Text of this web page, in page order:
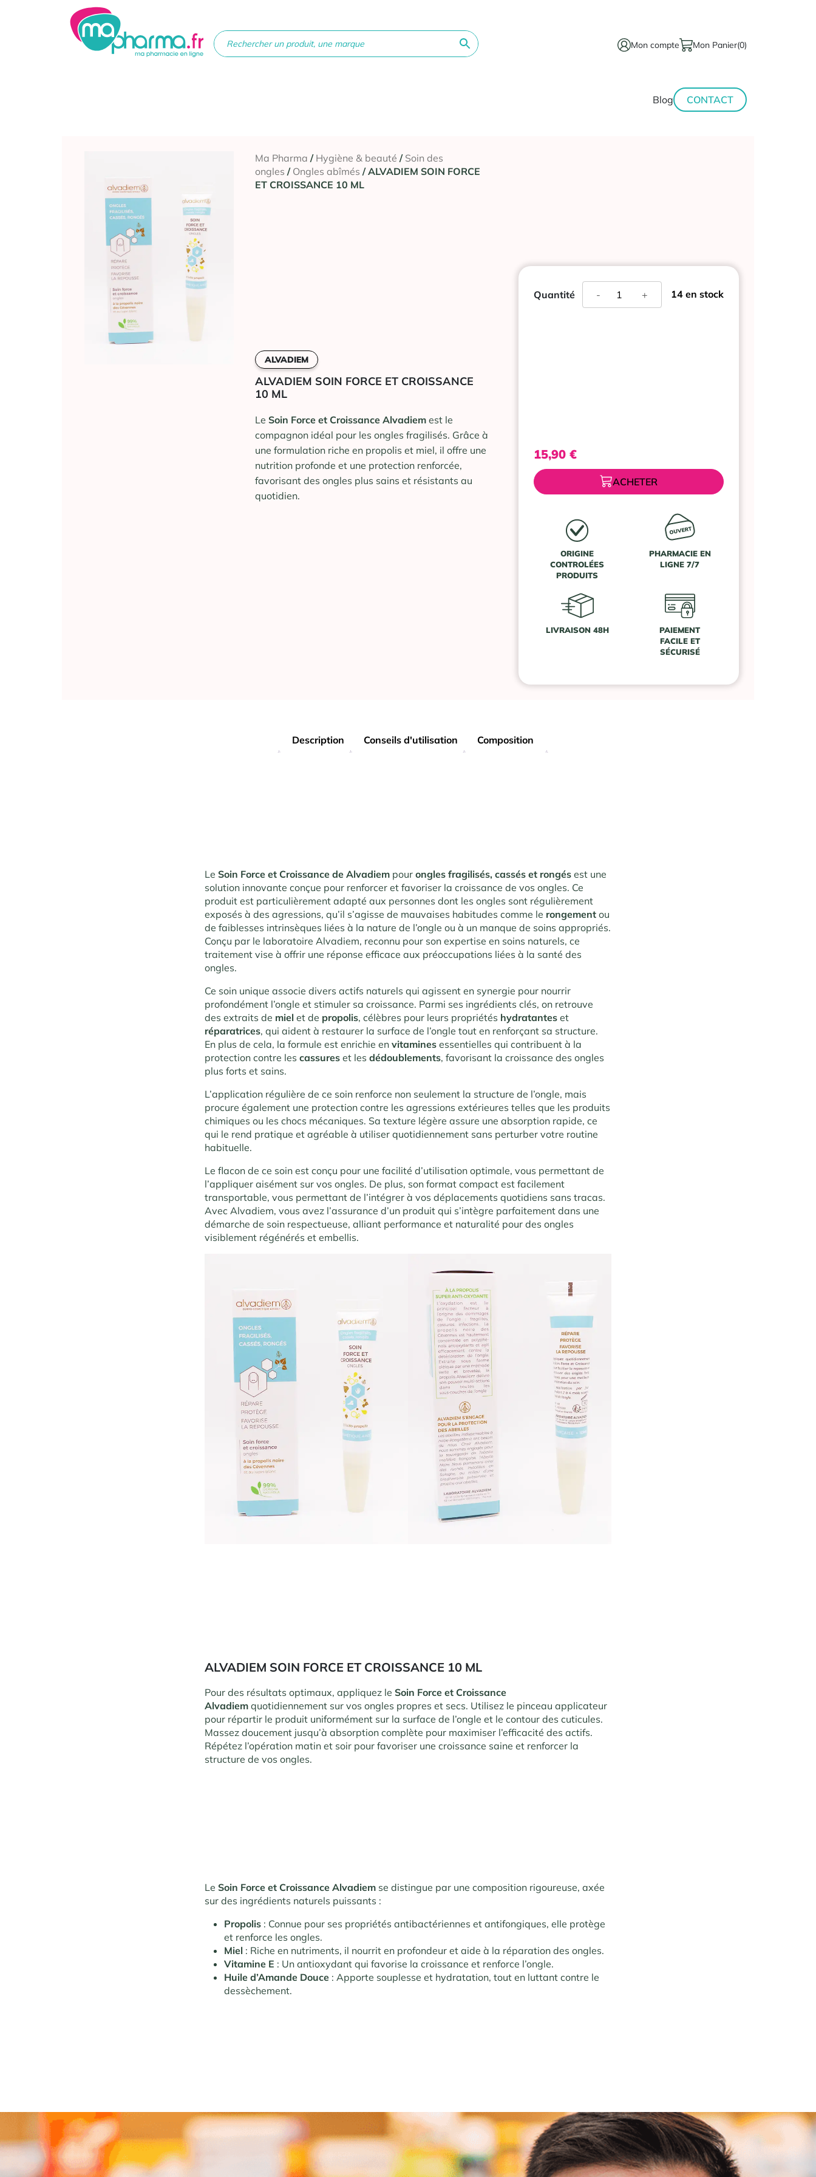
Mon compte Mon Panier(0)
Blog CONTACT
Ma Pharma / Hygiène & beauté / Soin des
ongles / Ongles abîmés / ALVADIEM SOIN FORCE
ET CROISSANCE 10 ML
ALVADIEM
ALVADIEM SOIN FORCE ET CROISSANCE
10 ML
LeSoin Force et Croissance Alvadiem est le
compagnon idéal pour les ongles fragilisés. Grâce à
une formulation riche en propolis et miel, il offre une
nutrition profonde et une protection renforcée,
favorisant des ongles plus sains et résistants au
quotidien.
14 en stock
Quantité +
-
15,90 €
ACHETER
ORIGINE
CONTROLÉES
PRODUITS
PHARMACIE EN
LIGNE 7/7
LIVRAISON 48H
PAIEMENT
FACILE ET
SÉCURISÉ
Description Conseils d'utilisation Composition
LeSoin Force et Croissance de Alvadiem pourongles fragilisés, cassés et rongés est une
solution innovante conçue pour renforcer et favoriser la croissance de vos ongles. Ce
produit est particulièrement adapté aux personnes dont les ongles sont régulièrement
exposés à des agressions, qu’il s’agisse de mauvaises habitudes comme le rongementou
de faiblesses intrinsèques liées à la nature de l’ongle ou à un manque de soins appropriés.
Conçu par le laboratoire Alvadiem, reconnu pour son expertise en soins naturels, ce
traitement vise à offrir une réponse efficace aux préoccupations liées à la santé des
ongles.
Ce soin unique associe divers actifs naturels qui agissent en synergie pour nourrir
profondément l’ongle et stimuler sa croissance. Parmi ses ingrédients clés, on retrouve
des extraits de mielet de propolis, célèbres pour leurs propriétés hydratanteset
réparatrices, qui aident à restaurer la surface de l’ongle tout en renforçant sa structure.
En plus de cela, la formule est enrichie envitaminesessentielles qui contribuent à la
protection contre lescassureset lesdédoublements, favorisant la croissance des ongles
plus forts et sains.
L’application régulière de ce soin renforce non seulement la structure de l’ongle, mais
procure également une protection contre les agressions extérieures telles que les produits
chimiques ou les chocs mécaniques. Sa texture légère assure une absorption rapide, ce
qui le rend pratique et agréable à utiliser quotidiennement sans perturber votre routine
habituelle.
Le flacon de ce soin est conçu pour une facilité d’utilisation optimale, vous permettant de
l’appliquer aisément sur vos ongles. De plus, son format compact est facilement
transportable, vous permettant de l’intégrer à vos déplacements quotidiens sans tracas.
Avec Alvadiem, vous avez l’assurance d’un produit qui s’intègre parfaitement dans une
démarche de soin respectueuse, alliant performance et naturalité pour des ongles
visiblement régénérés et embellis.
ALVADIEM SOIN FORCE ET CROISSANCE 10 ML
Pour des résultats optimaux, appliquez leSoin Force et Croissance
Alvadiem quotidiennement sur vos ongles propres et secs. Utilisez le pinceau applicateur
pour répartir le produit uniformément sur la surface de l’ongle et le contour des cuticules.
Massez doucement jusqu’à absorption complète pour maximiser l’efficacité des actifs.
Répétez l’opération matin et soir pour favoriser une croissance saine et renforcer la
structure de vos ongles.
LeSoin Force et Croissance Alvadiem se distingue par une composition rigoureuse, axée
sur des ingrédients naturels puissants :
Propolis : Connue pour ses propriétés antibactériennes et antifongiques, elle protège
et renforce les ongles.
Miel : Riche en nutriments, il nourrit en profondeur et aide à la réparation des ongles.
Vitamine E : Un antioxydant qui favorise la croissance et renforce l’ongle.
Huile d’Amande Douce : Apporte souplesse et hydratation, tout en luttant contre le
dessèchement.